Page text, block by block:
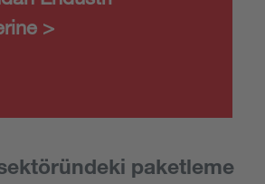
>
paketleme